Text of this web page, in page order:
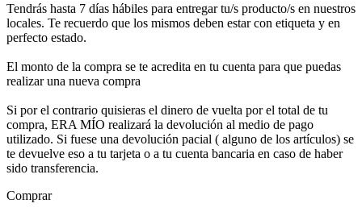
Tendrás hasta 7 días hábiles para entregar tu/s producto/s en nuestros
locales. Te recuerdo que los mismos deben estar con etiqueta y en
perfecto estado.
El monto de la compra se te acredita en tu cuenta para que puedas
realizar una nueva compra
Si por el contrario quisieras el dinero de vuelta por el total de tu
compra, ERA MÍO realizará la devolución al medio de pago
utilizado. Si fuese una devolución pacial ( alguno de los artículos) se
te devuelve eso a tu tarjeta o a tu cuenta bancaria en caso de haber
sido transferencia.
Comprar